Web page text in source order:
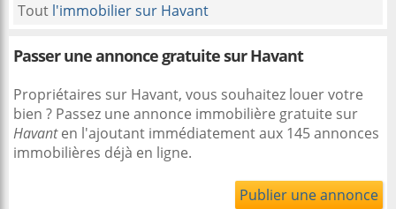
Tout l'immobilier sur Havant
Passer une annonce gratuite sur Havant
Propriétaires sur Havant, vous souhaitez louer votre
bien ? Passez une annonce immobilière gratuite sur
Havanten l'ajoutant immédiatement aux 145 annonces
immobilières déjà en ligne.
Publier une annonce